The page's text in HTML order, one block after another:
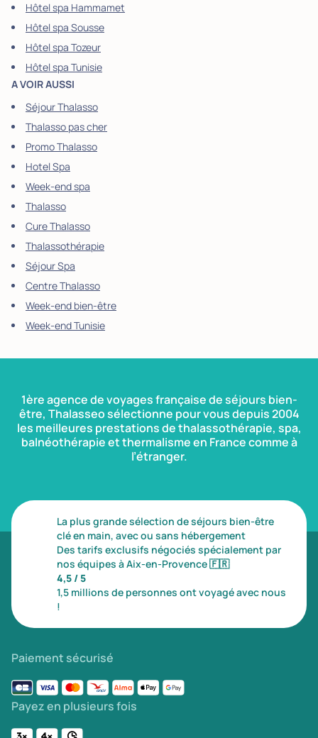
Hôtel spa Hammamet
Hôtel spa Sousse
Hôtel spa Tozeur
Hôtel spa Tunisie
A VOIR AUSSI
Séjour Thalasso
Thalasso pas cher
Promo Thalasso
Hotel Spa
Week-end spa
Thalasso
Cure Thalasso
Thalassothérapie
Séjour Spa
Centre Thalasso
Week-end bien-être
Week-end Tunisie
1ère agence de voyages française de séjours bien-
être, Thalasseo sélectionne pour vous depuis 2004
les meilleures prestations de thalassothérapie, spa,
balnéothérapie et thermalisme en France comme à
l’étranger.
La plus grande sélection de séjours bien-être
clé en main, avec ou sans hébergement
Des tarifs exclusifs négociés spécialement par
nos équipes à Aix-en-Provence🇫🇷
4,5 / 5
1,5 millions de personnes ont voyagé avec nous
!
Paiement sécurisé
Payez en plusieurs fois